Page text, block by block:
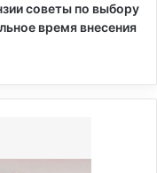
советы по выбору
время внесения